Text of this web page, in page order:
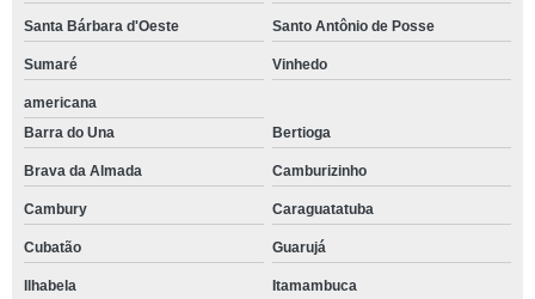
Santa Bárbara d'Oeste Santo Antônio de Posse
Sumaré Vinhedo
americana
Barra do Una
Bertioga
Brava da Almada Camburizinho
Cambury Caraguatatuba
Cubatão Guarujá
Ilhabela Itamambuca